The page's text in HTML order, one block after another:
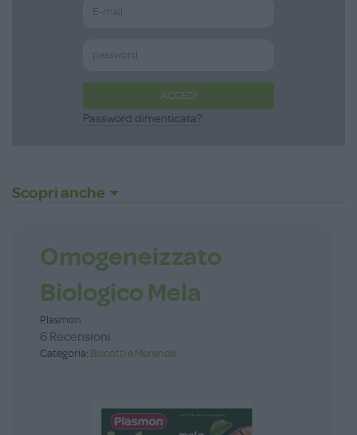
ACCEDI
Password dimenticata?
Scopri anche
Omogeneizzato
Biologico Mela
Plasmon
6 Recensioni
Categoria: Biscotti e Merende